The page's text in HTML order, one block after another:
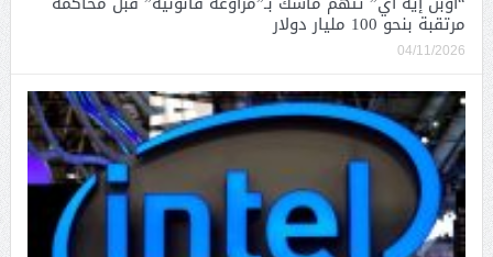
مرتقبة بنحو 100 مليار دولار
04/11/2026